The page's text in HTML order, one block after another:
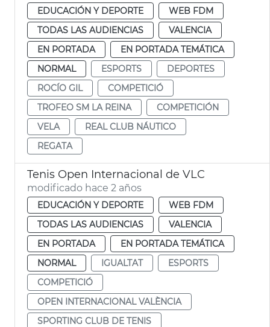
EDUCACIÓN Y DEPORTE
WEB FDM
TODAS LAS AUDIENCIAS
VALENCIA
EN PORTADA
EN PORTADA TEMÁTICA
NORMAL
ESPORTS
DEPORTES
ROCÍO GIL
COMPETICIÓ
TROFEO SM LA REINA
COMPETICIÓN
VELA
REAL CLUB NÁUTICO
REGATA
Tenis Open Internacional de VLC
modificado hace 2 años
EDUCACIÓN Y DEPORTE
WEB FDM
TODAS LAS AUDIENCIAS
VALENCIA
EN PORTADA
EN PORTADA TEMÁTICA
NORMAL
IGUALTAT
ESPORTS
COMPETICIÓ
OPEN INTERNACIONAL VALÈNCIA
SPORTING CLUB DE TENIS